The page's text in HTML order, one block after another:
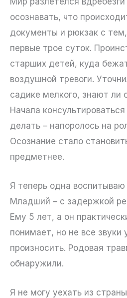
осознавать, что
документы и рюкзак с
первые трое суток.
старших детей, куда
воздушной тревоги.
садике мелкого, знают ли
Начала
делать – напоролось на
Осознание стало
предметнее.
Я теперь одна воспитываю
Младший – с задержкой
Ему 5 лет, а он
понимает, но не все звуки
произносить. Родовая
обнаружили.
Я не могу уехать из